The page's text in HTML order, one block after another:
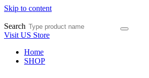
Skip to content
Search
Visit US Store
Home
SHOP